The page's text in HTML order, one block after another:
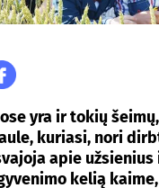
yra ir tokių
kuriasi, nori
apie
kelią